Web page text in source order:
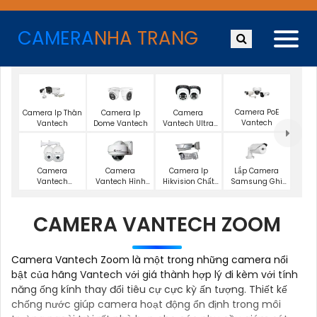
CAMERANHA TRANG
Camera Ip Thân
Vantech
Camera Ip
Dome Vantech
Camera
Vantech Ultra
Camera PoE
Vantech
Camera
Vantech
Camera
Vantech Hình
Camera Ip
Hikvision Chất
Lắp Camera
Samsung Ghi
CAMERA VANTECH ZOOM
Camera Vantech Zoom là một trong những camera nổi
bật của hãng Vantech với giá thành hợp lý đi kèm với tính
năng ống kính thay đổi tiêu cự cực kỳ ấn tượng. Thiết kế
chống nước giúp camera hoạt động ổn định trong môi